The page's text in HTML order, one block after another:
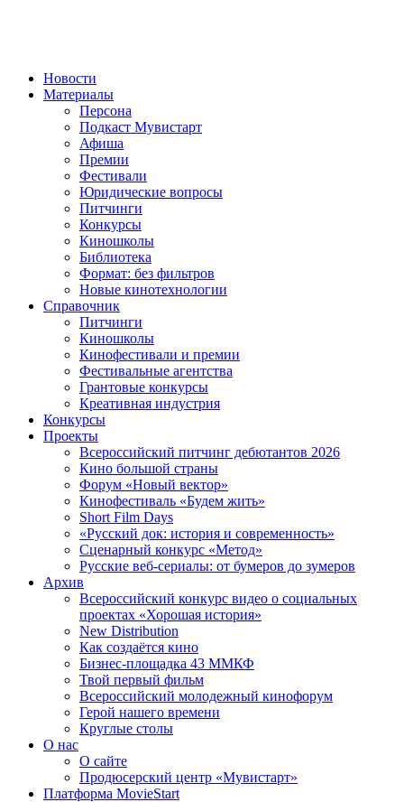
Новости
Материалы
Персона
Подкаст Мувистарт
Афиша
Премии
Фестивали
Юридические вопросы
Питчинги
Конкурсы
Киношколы
Библиотека
Формат: без фильтров
Новые кинотехнологии
Справочник
Питчинги
Киношколы
Кинофестивали и премии
Фестивальные агентства
Грантовые конкурсы
Креативная индустрия
Конкурсы
Проекты
Всероссийский питчинг дебютантов 2026
Кино большой страны
Форум «Новый вектор»
Кинофестиваль «Будем жить»
Short Film Days
«Русский док: история и современность»
Сценарный конкурс «Метод»
Русские веб-сериалы: от бумеров до зумеров
Архив
Всероссийский конкурс видео о социальных
проектах «Хорошая история»
New Distribution
Как создаётся кино
Бизнес-площадка 43 ММКФ
Твой первый фильм
Всероссийский молодежный кинофорум
Герой нашего времени
Круглые столы
О нас
О сайте
Продюсерский центр «Мувистарт»
Платформа MovieStart